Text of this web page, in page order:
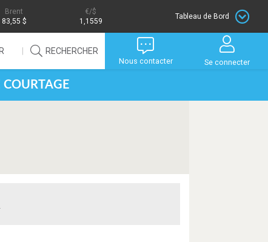
Brent
83,55 $
/$
1,1559
Tableau de Bord
RECHERCHER
Nous contacter Se connecter